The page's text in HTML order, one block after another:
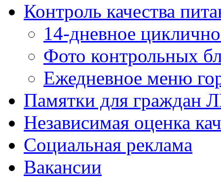
Контроль качества
14-дневное
Фото контрольных
Ежедневное меню
Памятки для граждан
Независимая оценка
Социальная реклама
Вакансии